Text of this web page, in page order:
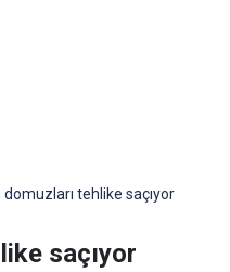
tehlike saçıyor
saçıyor